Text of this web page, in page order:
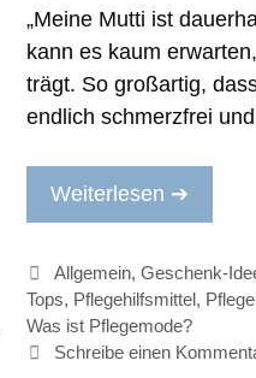
„Meine Mutti ist
kann es kaum
trägt. So großartig,
endlich schmerzfrei
Weiterlesen ➔
Kategorien
Allgemein, Geschenk-
Tops, Pflegehilfsmittel,
Was ist Pflegemode?
Schreibe einen